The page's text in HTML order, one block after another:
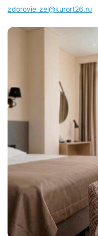
zdorovie_zel@kurort26.ru